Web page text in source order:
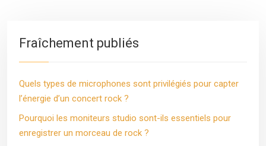
Fraîchement publiés
Quels types de microphones sont privilégiés pour capter
l’énergie d’un concert rock ?
Pourquoi les moniteurs studio sont-ils essentiels pour
enregistrer un morceau de rock ?